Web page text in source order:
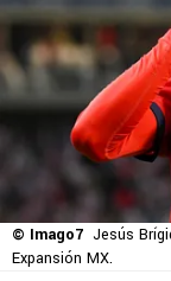
© Imago7 Jesús
Expansión MX.